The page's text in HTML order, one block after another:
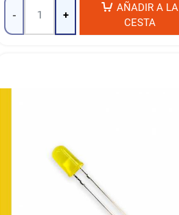
- +
AÑADIR A LA
CESTA